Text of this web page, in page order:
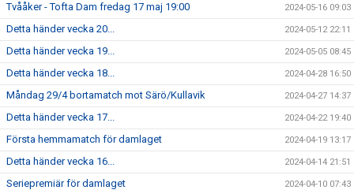
Tvååker - Tofta Dam fredag 17 maj 19:00 2024-05-16 09:03
Detta händer vecka 20... 2024-05-12 22:11
Detta händer vecka 19... 2024-05-05 08:45
Detta händer vecka 18... 2024-04-28 16:50
Måndag 29/4 bortamatch mot Särö/Kullavik 2024-04-27 14:37
Detta händer vecka 17... 2024-04-22 19:40
Första hemmamatch för damlaget 2024-04-19 13:17
Detta händer vecka 16... 2024-04-14 21:51
Seriepremiär för damlaget 2024-04-10 07:43